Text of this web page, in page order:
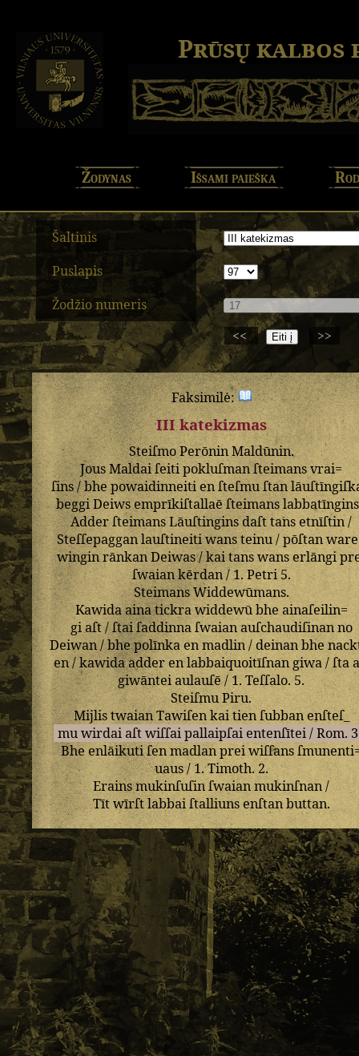
Prūsų kalbos
Žodynas Išsami paieška
Šaltinis
Puslapis
Žodžio numeris
<<
>>
Faksimilė:
III katekizmas
SteiſmoPerōninMaldūnin.
JousMaldaiſeiti pokluſmanſteimans vrai=
ſins/bhepowaidinneitienſteſmuſtan
beggiDeiws emprīkiſtallaēſteimanslabbatīngins
AdderſteimansLāuſtinginsdaſttans etnīſtin/
Steſſepagganlauſtineiti wansteinu/pōſtan
winginrānkanDeiwas/kaitanswans erlāngi
ſwaiankērdan/1.Petri5.
SteimansWiddewūmans.
Kawidaainatickrawiddewūbheainaſeilin=
giaſt/ſtaiſaddinnaſwaianauſchaudiſinanno
Deiwan/bhepolīnkaenmadlin/deinanbhe
en/kawidaadderenlabbaiquoitīſnangiwa/ſta
giwāntei aulauſē/1.Teſſalo.5.
SteiſmuPiru.
MijlistwaianTawiſenkaitienſubban enſteſ_
muwirdaiaſtwiſſaipallaipſai entenſītei/Rom. 3
Bheenlāikutiſenmadlan prei wiſſans
uaus/1.Timoth.2.
Erainsmukinſuſinſwaian mukinſnan/
Tītwīrſtlabbaiſtalliunsenſtanbuttan.